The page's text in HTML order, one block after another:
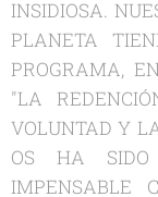
INSIDIOSA.
PLANETA
PROGRAMA,
"LA
VOLUNTAD Y
OS HA SIDO
IMPENSABLE